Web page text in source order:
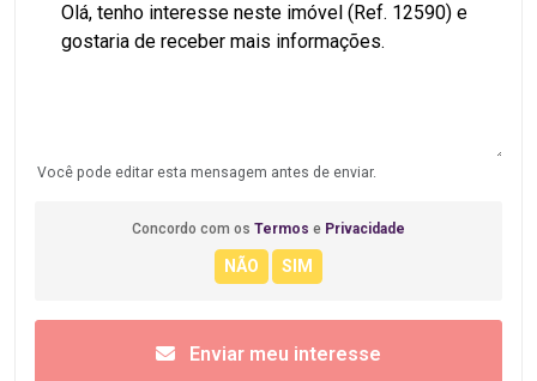
Você pode editar esta mensagem antes de enviar.
Concordo com os Termos e Privacidade
Enviar meu interesse